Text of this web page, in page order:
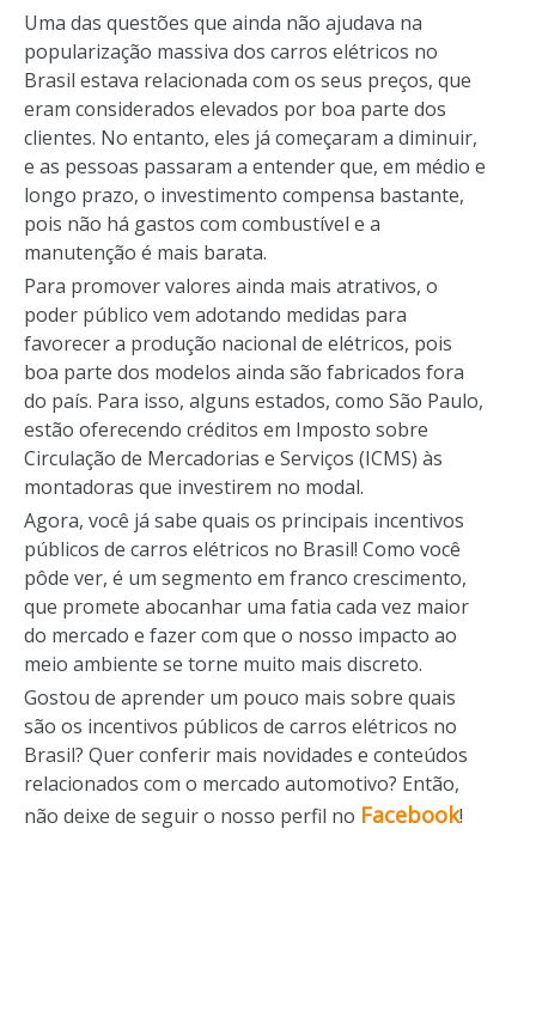
Uma das questões que ainda não ajudava na
popularização massiva dos carros elétricos no
Brasil estava relacionada com os seus preços, que
eram considerados elevados por boa parte dos
clientes. No entanto, eles já começaram a diminuir,
e as pessoas passaram a entender que, em médio e
longo prazo, o investimento compensa bastante,
pois não há gastos com combustível e a
manutenção é mais barata.
Para promover valores ainda mais atrativos, o
poder público vem adotando medidas para
favorecer a produção nacional de elétricos, pois
boa parte dos modelos ainda são fabricados fora
do país. Para isso, alguns estados, como São Paulo,
estão oferecendo créditos em Imposto sobre
Circulação de Mercadorias e Serviços (ICMS) às
montadoras que investirem no modal.
Agora, você já sabe quais os principais incentivos
públicos de carros elétricos no Brasil! Como você
pôde ver, é um segmento em franco crescimento,
que promete abocanhar uma fatia cada vez maior
do mercado e fazer com que o nosso impacto ao
meio ambiente se torne muito mais discreto.
Gostou de aprender um pouco mais sobre quais
são os incentivos públicos de carros elétricos no
Brasil? Quer conferir mais novidades e conteúdos
relacionados com o mercado automotivo? Então,
não deixe de seguir o nosso perfil no Facebook!